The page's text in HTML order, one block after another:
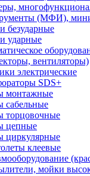
(МФИ),
безударные
ударные
вентиляторы)
электрические
SDS+
монтажные
сабельные
торцовочные
цепные
циркулярные
клеевые
мойки